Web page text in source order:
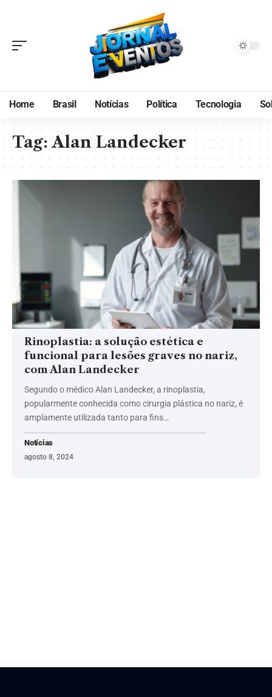
Home Brasil Notícias Política Tecnologia
Tag:Alan Landecker
Rinoplastia: a solução estética e
funcional para lesões graves no nariz,
com Alan Landecker
Segundo o médico Alan Landecker, a rinoplastia,
popularmente conhecida como cirurgia plástica no nariz, é
amplamente utilizada tanto para fins…
Notícias
agosto 8, 2024